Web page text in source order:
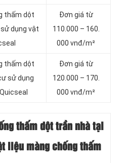
thấm dột
dụng vật
Đơn giá từ
110.000 – 160.
000 vnđ/m²
thấm dột
sử dụng
Đơn giá từ
120.000 – 170.
000 vnđ/m²
thấm dột trần nhà tại
liệu màng chống thấm